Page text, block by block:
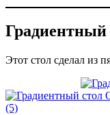
Градиентный
Этот стол сделал из